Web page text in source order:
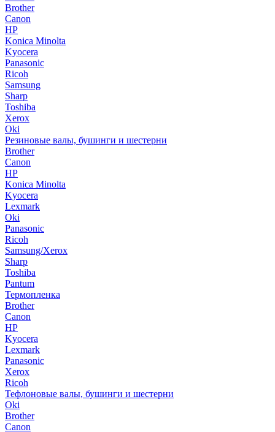
Brother
Canon
HP
Konica Minolta
Kyocera
Panasonic
Ricoh
Samsung
Sharp
Toshiba
Xerox
Oki
Резиновые валы, бушинги и шестерни
Brother
Canon
HP
Konica Minolta
Kyocera
Lexmark
Oki
Panasonic
Ricoh
Samsung/Xerox
Sharp
Toshiba
Pantum
Термопленка
Brother
Canon
HP
Kyocera
Lexmark
Panasonic
Xerox
Ricoh
Тефлоновые валы, бушинги и шестерни
Oki
Brother
Canon